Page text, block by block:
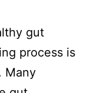
gut
process is
Many